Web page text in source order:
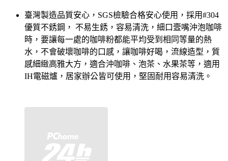
臺灣製造品質安心， SGS檢驗合格安心使用， 採用#304
優質不銹鋼， 不易生銹，容易清洗， 細口壼嘴沖泡咖啡
時，要讓每一處的咖啡粉都能平均受到相同等量的熱
水，不會破壞咖啡的口感，讓咖啡好喝，流線造型，質
感細緻高雅大方，適合沖咖啡、泡茶、水果茶等， 適用
IH電磁爐， 居家辦公皆可使用，堅固耐用容易清洗。